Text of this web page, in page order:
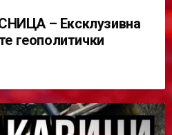
– Ексклузивна
геополитички